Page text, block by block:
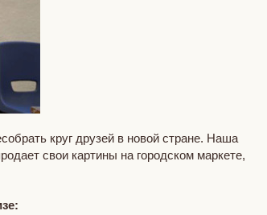
круг друзей в новой стране. Наша
свои картины на городском маркете,